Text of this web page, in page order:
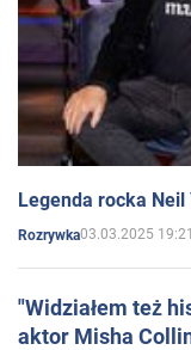
Legenda rocka Neil
Rozrywka03.03.2025 19:21
"Widziałem też
aktor Misha